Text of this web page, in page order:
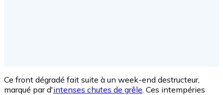
Ce front dégradé fait suite à un week-end destructeur,
marqué par d'intenses chutes de grêle . Ces intempéries